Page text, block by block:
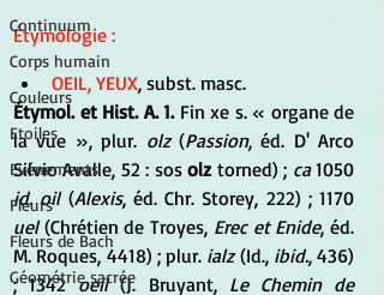
Continuum
Corps humain
Couleurs
Etoiles
Evénements
Fleurs
Fleurs de Bach
Géométrie sacrée
Étymologie :
OEIL, YEUX, subst. masc.
Étymol. et Hist. A. 1. Fin xe s. « organe de
la vue », plur. olz (Passion, éd. D' Arco
Silvio Avalle, 52 : sos olz torned) ; ca
id. oil (Alexis
uel (Chrétien de Troyes, Erec et Enide, éd.
M. Roques, 4418) ; plur. ialz (Id., ibid., 436)
; 1342 oeil (J. Bruyant, Le Chemin de